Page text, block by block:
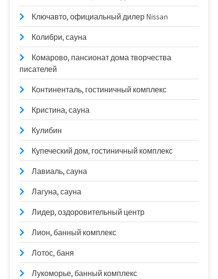
Ключавто, официальный дилер Nissan
Колибри, сауна
Комарово, пансионат дома творчества
писателей
Континенталь, гостиничный комплекс
Кристина, сауна
Кулибин
Купеческий дом, гостиничный комплекс
Лавиаль, сауна
Лагуна, сауна
Лидер, оздоровительный центр
Лион, банный комплекс
Лотос, баня
Лукоморье, банный комплекс